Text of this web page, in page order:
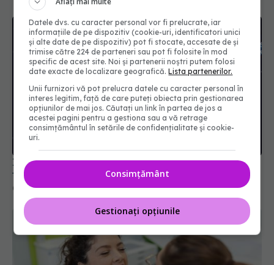
Inflamația alimentează unul din cele mai agresive
tipuri de cancer. Șanse minime de supraviețuire
08 ian 2026, 10:05
Datele dvs. cu caracter personal vor fi prelucrate, iar
informațiile de pe dispozitiv (cookie-uri, identificatori unici
și alte date de pe dispozitiv) pot fi stocate, accesate de și
trimise către 224 de parteneri sau pot fi folosite în mod
specific de acest site. Noi și partenerii noștri putem folosi
date exacte de localizare geografică.Lista partenerilor.
Unii furnizori vă pot prelucra datele cu caracter personal în
interes legitim, față de care puteți obiecta prin gestionarea
opțiunilor de mai jos. Căutați un link în partea de jos a
acestei pagini pentru a gestiona sau a vă retrage
consimțământul în setările de confidențialitate și cookie-
uri.
Consimțământ
Gestionați opțiunile